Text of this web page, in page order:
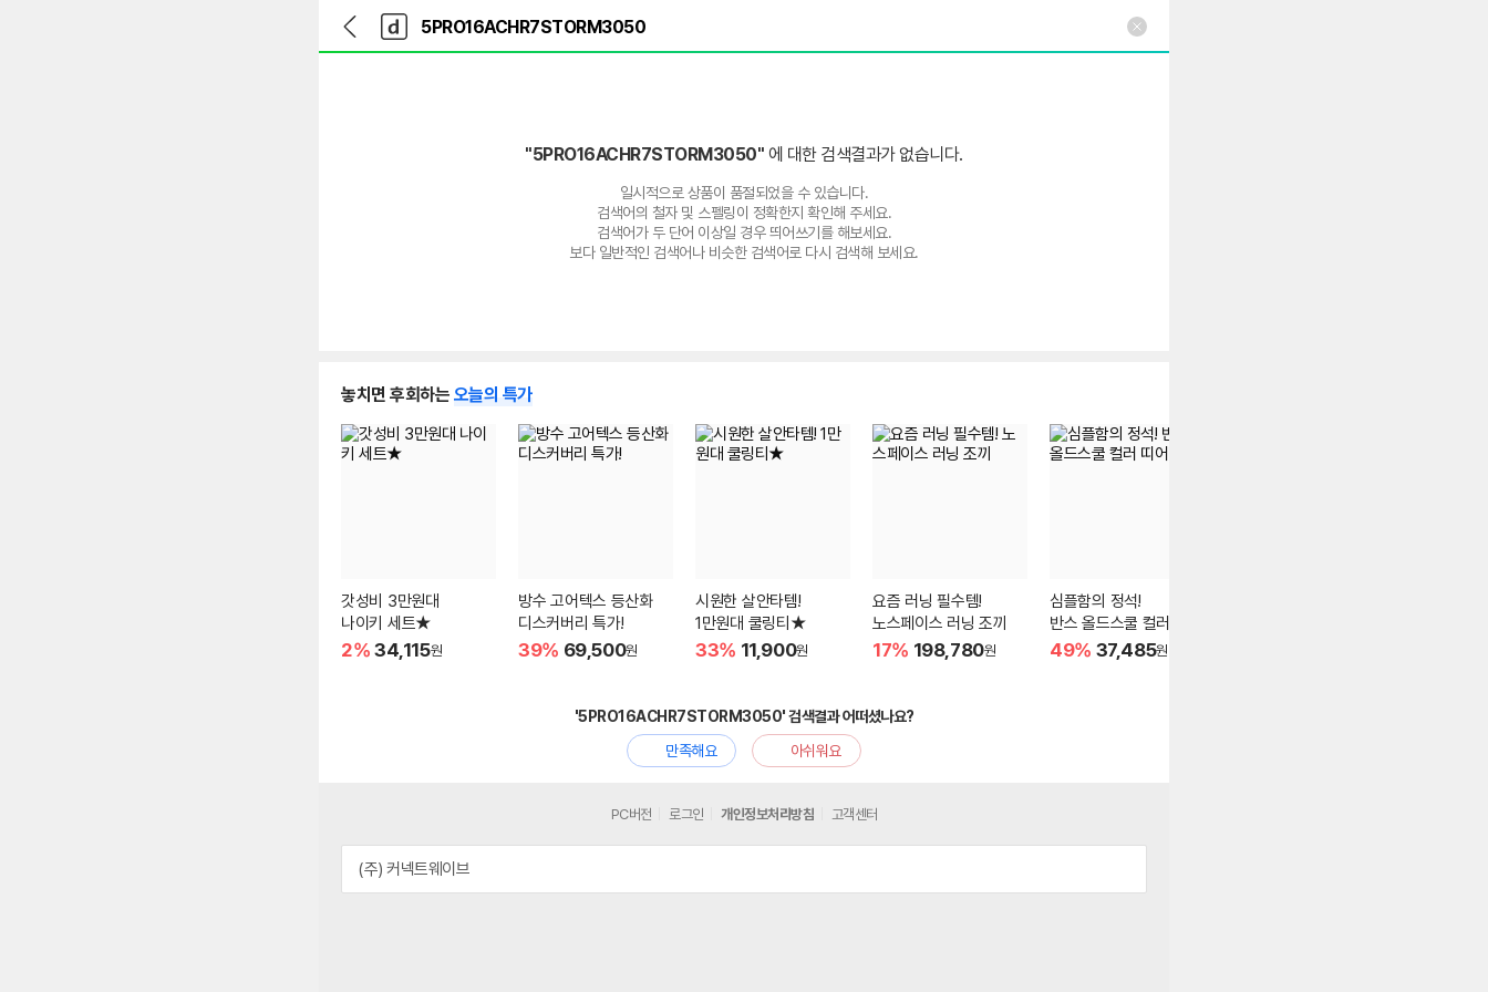
다
나
와
가
다
와
"5PRO16ACHR7STORM3050" 에 대한 검색결과가 없습니다.
일시적으로 상품이 품절되었을 수 있습니다.
검색어의 철자 및 스펠링이 정확한지 확인해 주세요.
검색어가 두 단어 이상일 경우 띄어쓰기를 해보세요.
보다 일반적인 검색어나 비슷한 검색어로 다시 검색해 보세요.
놓치면 후회하는 오늘의 특가
갓성비 3만원대
나이키 세트★
2% 34,115원
방수 고어텍스 등산화
디스커버리 특가!
39% 69,500원
시원한 살안타템!
1만원대 쿨링티★
33% 11,900원
요즘 러닝 필수템!
노스페이스 러닝 조끼
17% 198,780원
심플함의 정석!
반스 올드스쿨 컬러 띠어
리
49% 37,485원
'5PRO16ACHR7STORM3050' 검색결과 어떠셨나요?
만족해요
아쉬워요
PC버전 로그인 개인정보처리방침 고객센터
(주) 커넥트웨이브